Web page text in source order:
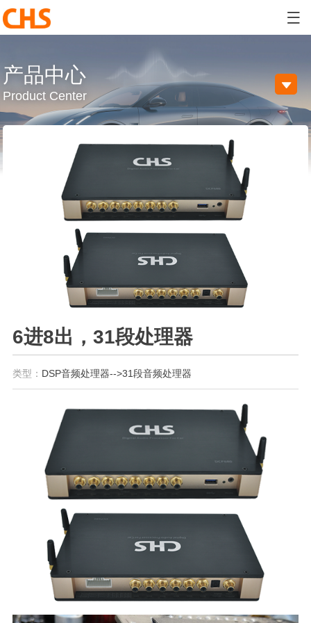

产品中心
Product Center

6进8出，31段处理器
类型： DSP音频处理器-->31段音频处理器